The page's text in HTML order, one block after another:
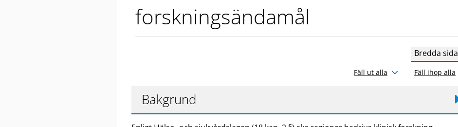
forskningsändamål
Bredda sida
Fäll ut alla Fäll ihop alla
Bakgrund